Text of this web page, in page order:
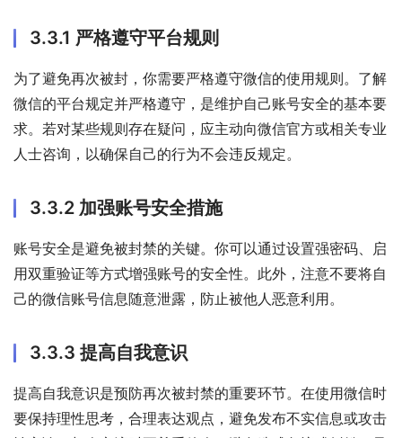
3.3.1 严格遵守平台规则
为了避免再次被封，你需要严格遵守微信的使用规则。了解
微信的平台规定并严格遵守，是维护自己账号安全的基本要
求。若对某些规则存在疑问，应主动向微信官方或相关专业
人士咨询，以确保自己的行为不会违反规定。
3.3.2 加强账号安全措施
账号安全是避免被封禁的关键。你可以通过设置强密码、启
用双重验证等方式增强账号的安全性。此外，注意不要将自
己的微信账号信息随意泄露，防止被他人恶意利用。
3.3.3 提高自我意识
提高自我意识是预防再次被封禁的重要环节。在使用微信时
要保持理性思考，合理表达观点，避免发布不实信息或攻击